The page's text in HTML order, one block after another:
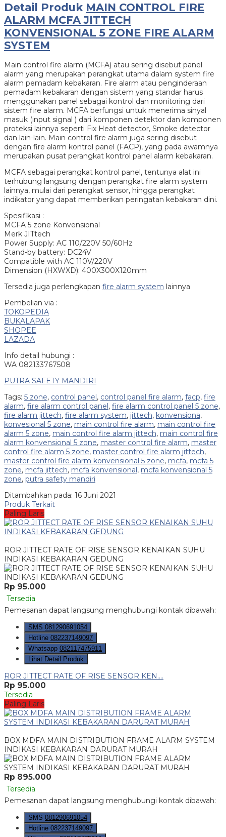
Detail Produk MAIN CONTROL FIRE
ALARM MCFA JITTECH
KONVENSIONAL 5 ZONE FIRE ALARM
SYSTEM
Main control fire alarm (MCFA) atau sering disebut panel
alarm yang merupakan perangkat utama dalam system fire
alarm pemadam kebakaran. Fire alarm atau penginderaan
pemadam kebakaran dengan sistem yang standar harus
menggunakan panel sebagai kontrol dan monitoring dari
sistem fire alarm. MCFA berfungsi untuk menerima sinyal
masuk (input signal ) dari komponen detektor dan komponen
proteksi lainnya seperti Fix Heat detector, Smoke detector
dan lain-lain. Main control fire alarm juga sering disebut
dengan fire alarm kontrol panel (FACP), yang pada awamnya
merupakan pusat perangkat kontrol panel alarm kebakaran.
MCFA sebagai perangkat kontrol panel, tentunya alat ini
terhubung langsung dengan perangkat fire alarm system
lainnya, mulai dari perangkat sensor, hingga perangkat
indikator yang dapat memberikan peringatan kebakaran dini.
Spesifikasi :
MCFA 5 zone Konvensional
Merk JITtech
Power Supply: AC 110/220V 50/60Hz
Stand-by battery: DC24V
Compatible with AC 110V/220V
Dimension (HXWXD): 400X300X120mm
Tersedia juga perlengkapan fire alarm system lainnya
Pembelian via :
TOKOPEDIA
BUKALAPAK
SHOPEE
LAZADA
Info detail hubungi :
WA 082133767508
PUTRA SAFETY MANDIRI
Tags: 5 zone, control panel, control panel fire alarm, facp, fire
alarm, fire alarm control panel, fire alarm control panel 5 zone,
fire alarm jittech, fire alarm system, jittech, konvensiona,
konvesional 5 zone, main control fire alarm, main control fire
alarm 5 zone, main control fire alarm jittech, main control fire
alarm konvensional 5 zone, master control fire alarm, master
control fire alarm 5 zone, master control fire alarm jittech,
master control fire alarm konvensional 5 zone, mcfa, mcfa 5
zone, mcfa jittech, mcfa konvensional, mcfa konvensional 5
zone, putra safety mandiri
Ditambahkan pada: 16 Juni 2021
Produk Terkait
Paling Laris
ROR JITTECT RATE OF RISE SENSOR KENAIKAN SUHU
INDIKASI KEBAKARAN GEDUNG
Rp 95.000
Tersedia
Pemesanan dapat langsung menghubungi kontak dibawah:
SMS 081290691054
Hotline 082237149097
Whatsapp 082117475911
Lihat Detail Produk
ROR JITTECT RATE OF RISE SENSOR KEN....
Rp 95.000
Tersedia
Paling Laris
BOX MDFA MAIN DISTRIBUTION FRAME ALARM SYSTEM
INDIKASI KEBAKARAN DARURAT MURAH
Rp 895.000
Tersedia
Pemesanan dapat langsung menghubungi kontak dibawah:
SMS 081290691054
Hotline 082237149097